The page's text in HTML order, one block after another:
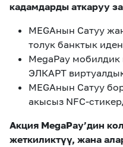
кадамдарды аткаруу
MEGAнын Сатуу
толук банктык
MegaPay
ЭЛКАРТ
MEGAнын Сатуу
акысыз NFC-
Акция MegaPay’дин
жеткиликтүү, жана